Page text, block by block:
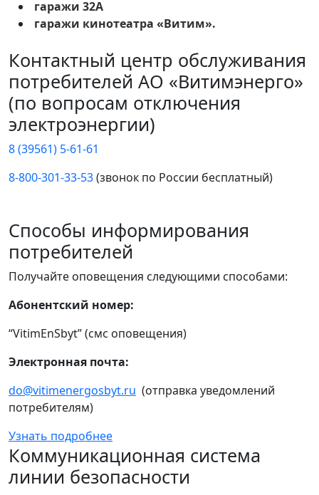
гаражи 32А
гаражи кинотеатра «Витим».
Контактный центр обслуживания
потребителей АО «Витимэнерго»
(по вопросам отключения
электроэнергии)
8 (39561) 5-61-61
8-800-301-33-53(звонок по России бесплатный)
Способы информирования
потребителей
Получайте оповещения следующими способами:
Абонентский номер:
“VitimEnSbyt” (смс оповещения)
Электронная почта:
do@vitimenergosbyt.ru (отправка уведомлений
потребителям)
Узнать подробнее
Коммуникационная система
линии безопасности